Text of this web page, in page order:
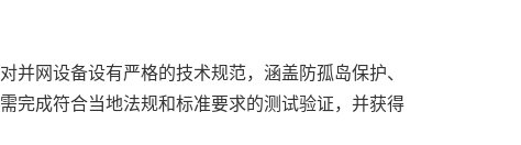
网设备设有严格的技术规范，涵盖防孤岛保护、
完成符合当地法规和标准要求的测试验证，并获得